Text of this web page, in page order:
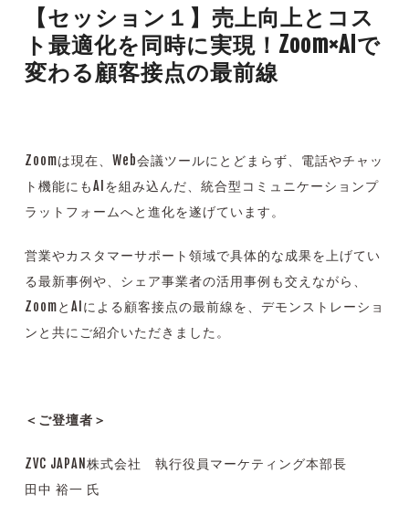
【セッション１】売上向上とコス
ト最適化を同時に実現！Zoom×AIで
変わる顧客接点の最前線
Zoomは現在、Web会議ツールにとどまらず、電話やチャッ
ト機能にもAIを組み込んだ、統合型コミュニケーションプ
ラットフォームへと進化を遂げています。
営業やカスタマーサポート領域で具体的な成果を上げてい
る最新事例や、シェア事業者の活用事例も交えながら、
ZoomとAIによる顧客接点の最前線を、デモンストレーショ
ンと共にご紹介いただきました。
＜ご登壇者＞
ZVC JAPAN株式会社 執行役員マーケティング本部長
田中 裕一 氏